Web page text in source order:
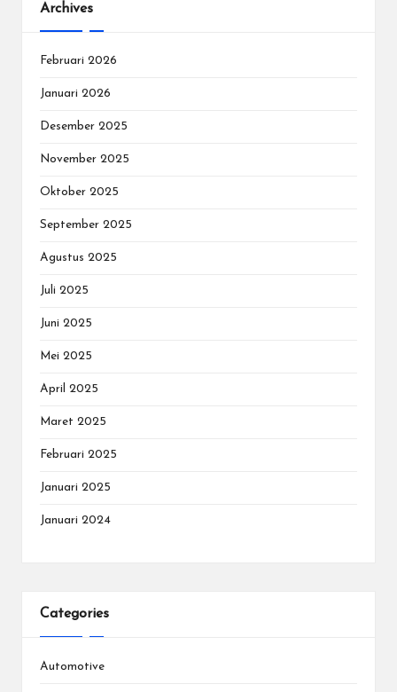
Archives
Februari 2026
Januari 2026
Desember 2025
November 2025
Oktober 2025
September 2025
Agustus 2025
Juli 2025
Juni 2025
Mei 2025
April 2025
Maret 2025
Februari 2025
Januari 2025
Januari 2024
Categories
Automotive